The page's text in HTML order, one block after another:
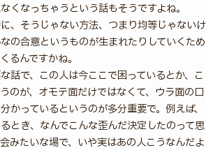
くなっちゃうという話もそうですよね。
、そうじゃない方法、つまり均等じゃないけ
の合意というものが生まれたりしていくため
るんですかね。
話で、この人は今ここで困っているとか、こ
のが、オモテ面だけではなくて、ウラ面の口
かっているというのが多分重要で。例えば、
とき、なんでこんな歪んだ決定したのって思
みたいな場で、いや実はあの人こうなんだよ